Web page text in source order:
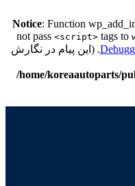
Notice: Function
not pass <script> tags to
for more information. (این پیام در نگارش
/home/koreaautoparts/